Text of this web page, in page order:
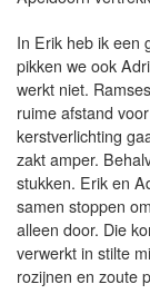
In Erik heb ik een
pikken we ook
werkt niet.
ruime afstand
kerstverlichting
zakt amper.
stukken. Erik en
samen stoppen
alleen door. Die
verwerkt in stilte
rozijnen en zoute